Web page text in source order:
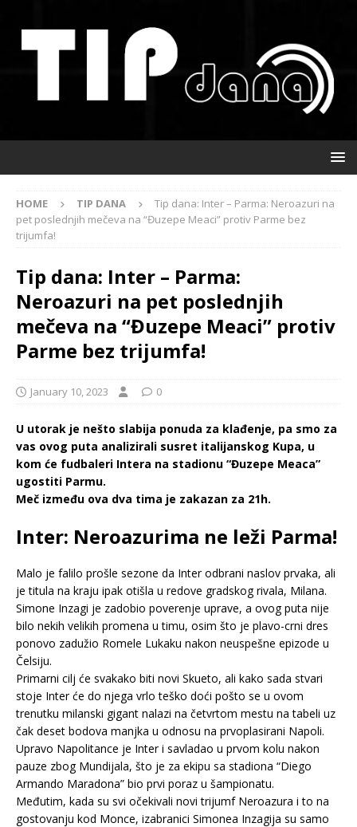
HOME TIP DANA
Tip dana: Inter – Parma: Neroazuri na
pet poslednjih mečeva na “Đuzepe Meaci” protiv Parme bez
trijumfa!
Tip dana: Inter – Parma:
Neroazuri na pet poslednjih
mečeva na “Đuzepe Meaci” protiv
Parme bez trijumfa!
January 10, 2023 0
U utorak je nešto slabija ponuda za klađenje, pa smo za
vas ovog puta analizirali susret italijanskog Kupa, u
kom će fudbaleri Intera na stadionu “Đuzepe Meaca”
ugostiti Parmu.
Meč između ova dva tima je zakazan za 21h.
Inter: Neroazurima ne leži Parma!
Malo je falilo prošle sezone da Inter odbrani naslov prvaka, ali
je titula na kraju ipak otišla u redove gradskog rivala, Milana.
Simone Inzagi je zadobio poverenje uprave, a ovog puta nije
bilo nekih velikih promena u timu, osim što je plavo-crni dres
ponovo zadužio Romele Lukaku nakon neuspešne epizode u
Čelsiju.
Primarni cilj će svakako biti novi Skueto, ali kako sada stvari
stoje Inter će do njega vrlo teško doći pošto se u ovom
trenutku milanski gigant nalazi na četvrtom mestu na tabeli uz
čak deset bodova manjka u odnosu na prvoplasirani Napoli.
Upravo Napolitance je Inter i savladao u prvom kolu nakon
pauze zbog Mundijala, što je za ekipu sa stadiona “Diego
Armando Maradona” bio prvi poraz u šampionatu.
Međutim, kada su svi očekivali novi trijumf Neroazura i to na
gostovanju kod Monce, izabranici Simonea Inzagija su samo